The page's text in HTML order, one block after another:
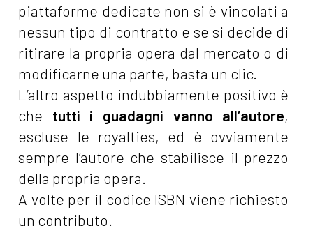
piattaforme dedicate non si è vincolati a
nessun tipo di contratto e se si decide di
ritirare la propria opera dal mercato o di
modificarne una parte, basta un clic.
L’altro aspetto indubbiamente positivo è
che tutti i guadagni vanno all’autore,
escluse le royalties, ed è ovviamente
sempre l’autore che stabilisce il prezzo
della propria opera.
A volte per il codice ISBN viene richiesto
un contributo.